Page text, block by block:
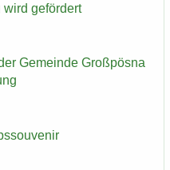
wird ge­för­dert
Ge­mein­de Groß­pös­na